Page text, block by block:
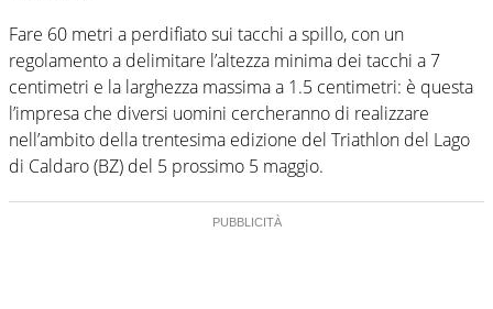
Fare 60 metri a perdifiato sui tacchi a spillo, con un
regolamento a delimitare l’altezza minima dei tacchi a 7
centimetri e la larghezza massima a 1.5 centimetri: è questa
l’impresa che diversi uomini cercheranno di realizzare
nell’ambito della trentesima edizione del Triathlon del Lago
di Caldaro (BZ) del 5 prossimo 5 maggio.